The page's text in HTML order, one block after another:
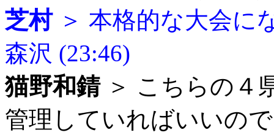
芝村＞ 本格的な大会に
森沢 (23:46)
猫野和錆＞ こちらの４
管理していればいいの